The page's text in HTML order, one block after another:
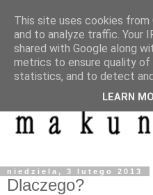
niedziela, 3 lutego 2013
Dlaczego?
This site uses cookies
and to analyze traffic. Your
shared with Google along
metrics to ensure quality of
statistics, and to detect
LEARN